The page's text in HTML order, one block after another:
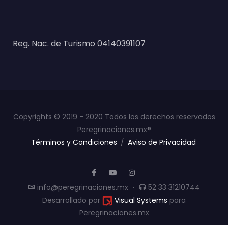
Reg. Nac. de Turismo 04140391107
Copyrights © 2019 - 2020 Todos los derechos reservados
Peregrinaciones.mx®
Términos y Condiciones / Aviso de Privacidad
info@peregrinaciones.mx ·
52 33 31210744
Desarrollado por
Visual Systems para
Peregrinaciones.mx